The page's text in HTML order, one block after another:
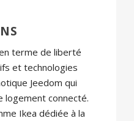
terme de liberté
et technologies
Jeedom qui
logement connecté.
Ikea dédiée à la